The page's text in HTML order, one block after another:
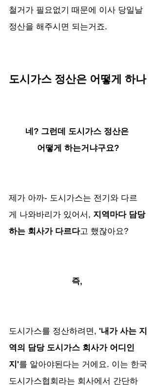
철거가 필요없기 때문에 이사 당일날
정산을 해주시면 되는거죠.
도시가스 정산은 어떻게 하나
네? 그런데 도시가스 정산은
어떻게 하는거냐구요?
제가 아까- 도시가스는 전기와 다르
게 나와바리가 있어서, 지역마다 담당
하는 회사가 다르다고 했잖아요?
즉,
도시가스를 정산하려면, '내가 사는 지
역의 담당 도시가스 회사가 어디인
지'를 알아야된다는 거에요. 이는 한국
도시가스협회라는 회사에서 간단하